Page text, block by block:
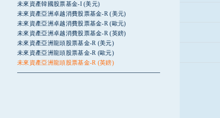
未來資產韓國股票基金-I (美元)
未來資產亞洲卓越消費股票基金-R (美元)
未來資產亞洲卓越消費股票基金-R (歐元)
未來資產亞洲卓越消費股票基金-R (英鎊)
未來資產亞洲龍頭股票基金-R (美元)
未來資產亞洲龍頭股票基金-R (歐元)
未來資產亞洲龍頭股票基金-R (英鎊)